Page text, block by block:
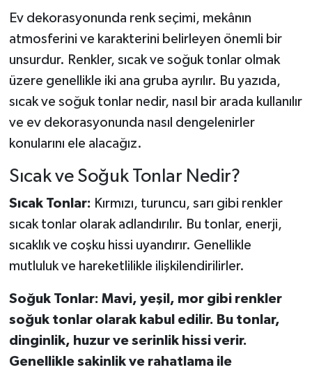
Ev dekorasyonunda renk seçimi, mekânın
atmosferini ve karakterini belirleyen önemli bir
unsurdur. Renkler, sıcak ve soğuk tonlar olmak
üzere genellikle iki ana gruba ayrılır. Bu yazıda,
sıcak ve soğuk tonlar nedir, nasıl bir arada kullanılır
ve ev dekorasyonunda nasıl dengelenirler
konularını ele alacağız.
Sıcak ve Soğuk Tonlar Nedir?
Sıcak Tonlar: Kırmızı, turuncu, sarı gibi renkler
sıcak tonlar olarak adlandırılır. Bu tonlar, enerji,
sıcaklık ve coşku hissi uyandırır. Genellikle
mutluluk ve hareketlilikle ilişkilendirilirler.
Soğuk Tonlar: Mavi, yeşil, mor gibi renkler
soğuk tonlar olarak kabul edilir. Bu tonlar,
dinginlik, huzur ve serinlik hissi verir.
Genellikle sakinlik ve rahatlama ile